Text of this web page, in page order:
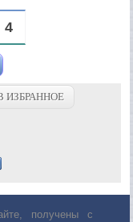
4
ИЗБРАННОЕ
получены с